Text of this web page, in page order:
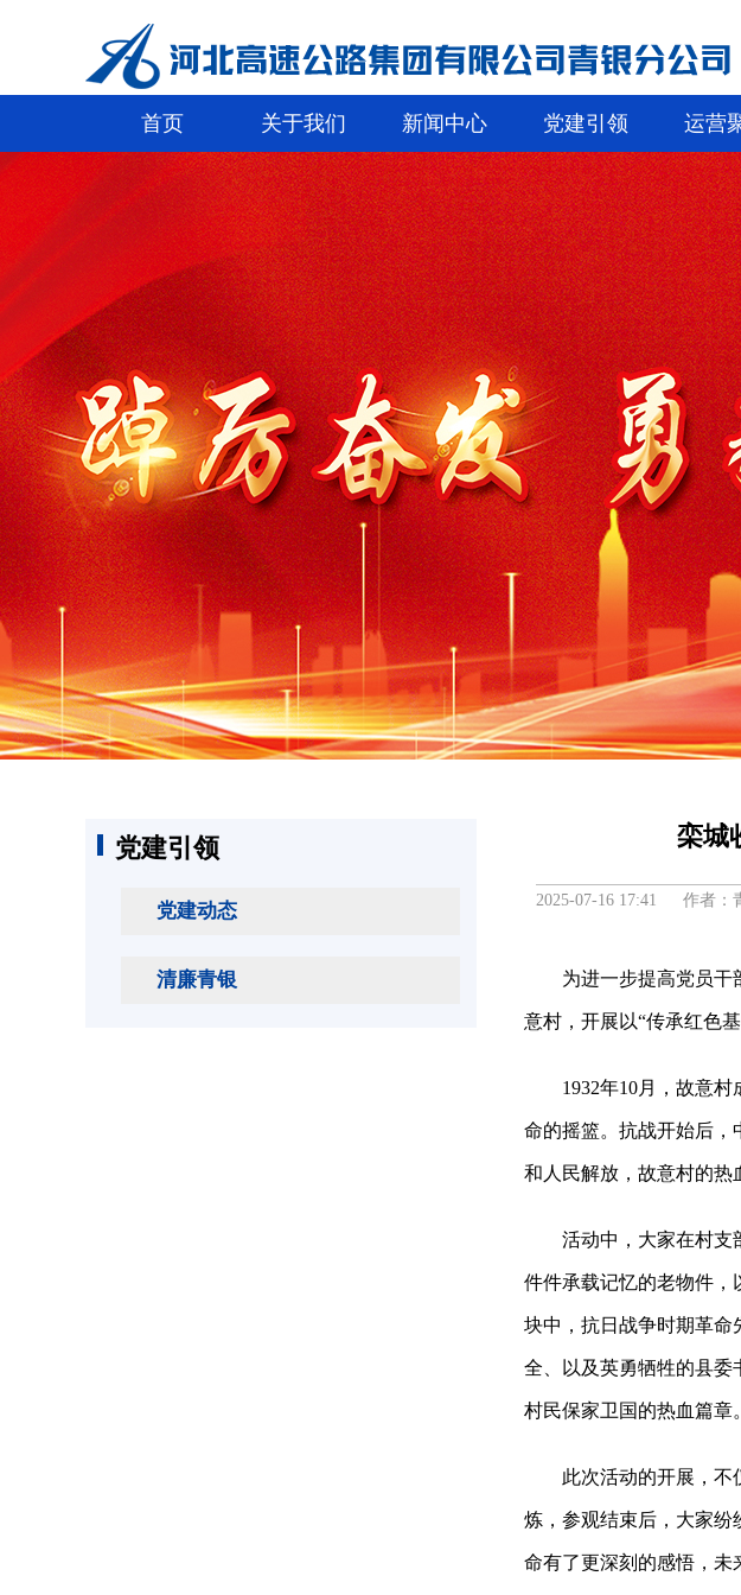
首页 关于我们 新闻中心 党建引领 运营
党建引领
党建动态
清廉青银
栾城
2025-07-16 17:41 作者：
为进一步提高党员干
意村，开展以“传承红色
1932年10月，故意
命的摇篮。抗战开始后，
和人民解放，故意村的热
活动中，大家在村支
件件承载记忆的老物件，
块中，抗日战争时期革命
全、以及英勇牺牲的县委
村民保家卫国的热血篇章。
此次活动的开展，不
炼，参观结束后，大家纷
命有了更深刻的感悟，未